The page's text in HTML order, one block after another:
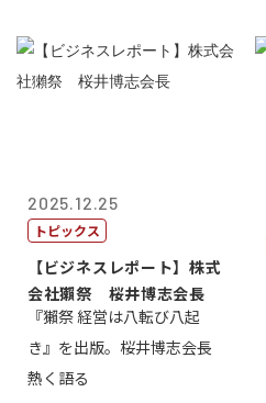
2025.12.25
トピックス
【ビジネスレポート】株式
会社獺祭 桜井博志会長
『獺祭 経営は八転び八起
き』を出版。桜井博志会長
熱く語る